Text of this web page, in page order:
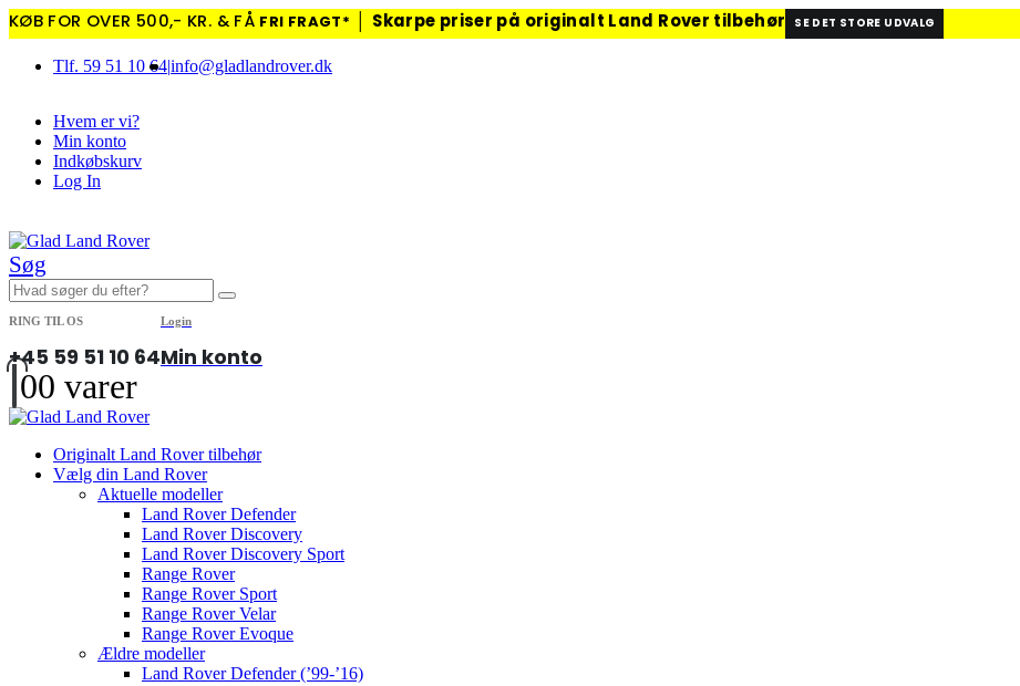
KØB FOR OVER 500,- KR. & FÅ FRI FRAGT* Skarpe priser på originalt Land Rover tilbehør SE DET STORE UDVALG
Tlf. 59 51 10 64|info@gladlandrover.dk
Hvem er vi?
Min konto
Indkøbskurv
Log In
Søg
RING TIL OS
+45 59 51 10 64
Login
Min konto
00 varer
Originalt Land Rover tilbehør
Vælg din Land Rover
Aktuelle modeller
Land Rover Defender
Land Rover Discovery
Land Rover Discovery Sport
Range Rover
Range Rover Sport
Range Rover Velar
Range Rover Evoque
Ældre modeller
Land Rover Defender (’99-’16)